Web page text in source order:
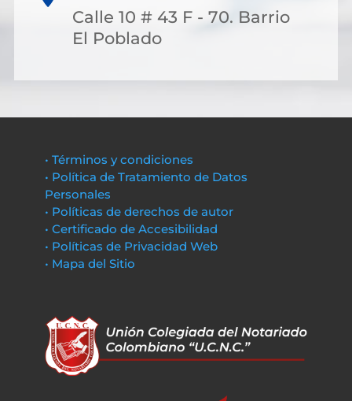
Calle 10 # 43 F - 70. Barrio
El Poblado
• Términos y condiciones
• Política de Tratamiento de Datos
Personales
• Políticas de derechos de autor
• Certificado de Accesibilidad
• Políticas de Privacidad Web
• Mapa del Sitio